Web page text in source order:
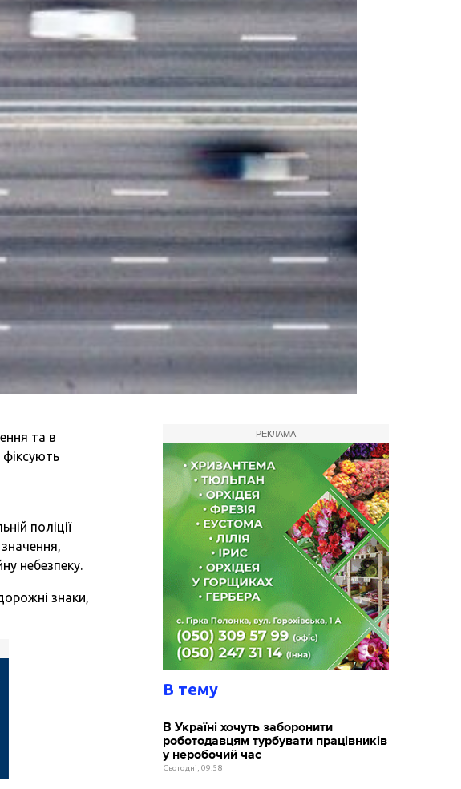
та в
фіксують
поліції
небезпеку.
знаки,
РЕКЛАМА
В тему
В Україні хочуть заборонити
роботодавцям турбувати працівників
у неробочий час
Сьогодні, 09:58